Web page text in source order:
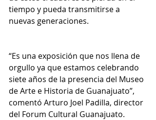
tiempo y pueda transmitirse a
nuevas generaciones.
“Es una exposición que nos llena de
orgullo ya que estamos celebrando
siete años de la presencia del Museo
de Arte e Historia de Guanajuato”,
comentó Arturo Joel Padilla, director
del Forum Cultural Guanajuato.